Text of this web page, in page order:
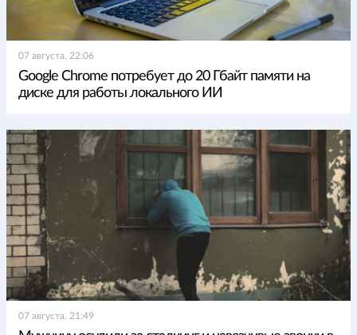
07 августа, 22:06
Google Chrome потребует до 20 Гбайт памяти на
диске для работы локального ИИ
07 августа, 21:49